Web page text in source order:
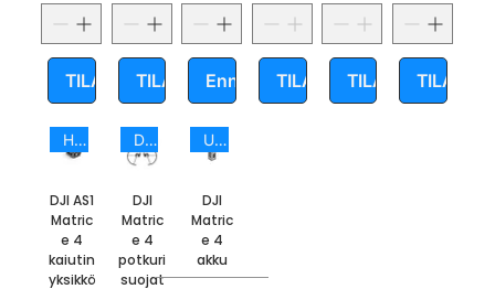
TILAA TILAA Ennakkotilaa
TILAA TILAA TILAA
HOT NEW
DJI AS1
Matric
e 4
kaiutin
yksikkö
DJI ENTERPRISE
DJI
Matric
e 4
potkuri
suojat
Uutuus
DJI
Matric
e 4
akku